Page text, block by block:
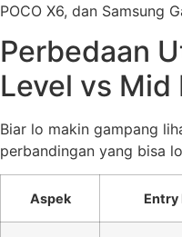
POCO X6, dan Samsung
Perbedaan
Level vs Mid
Biar lo makin gampang
perbandingan yang bisa
Aspek Entry